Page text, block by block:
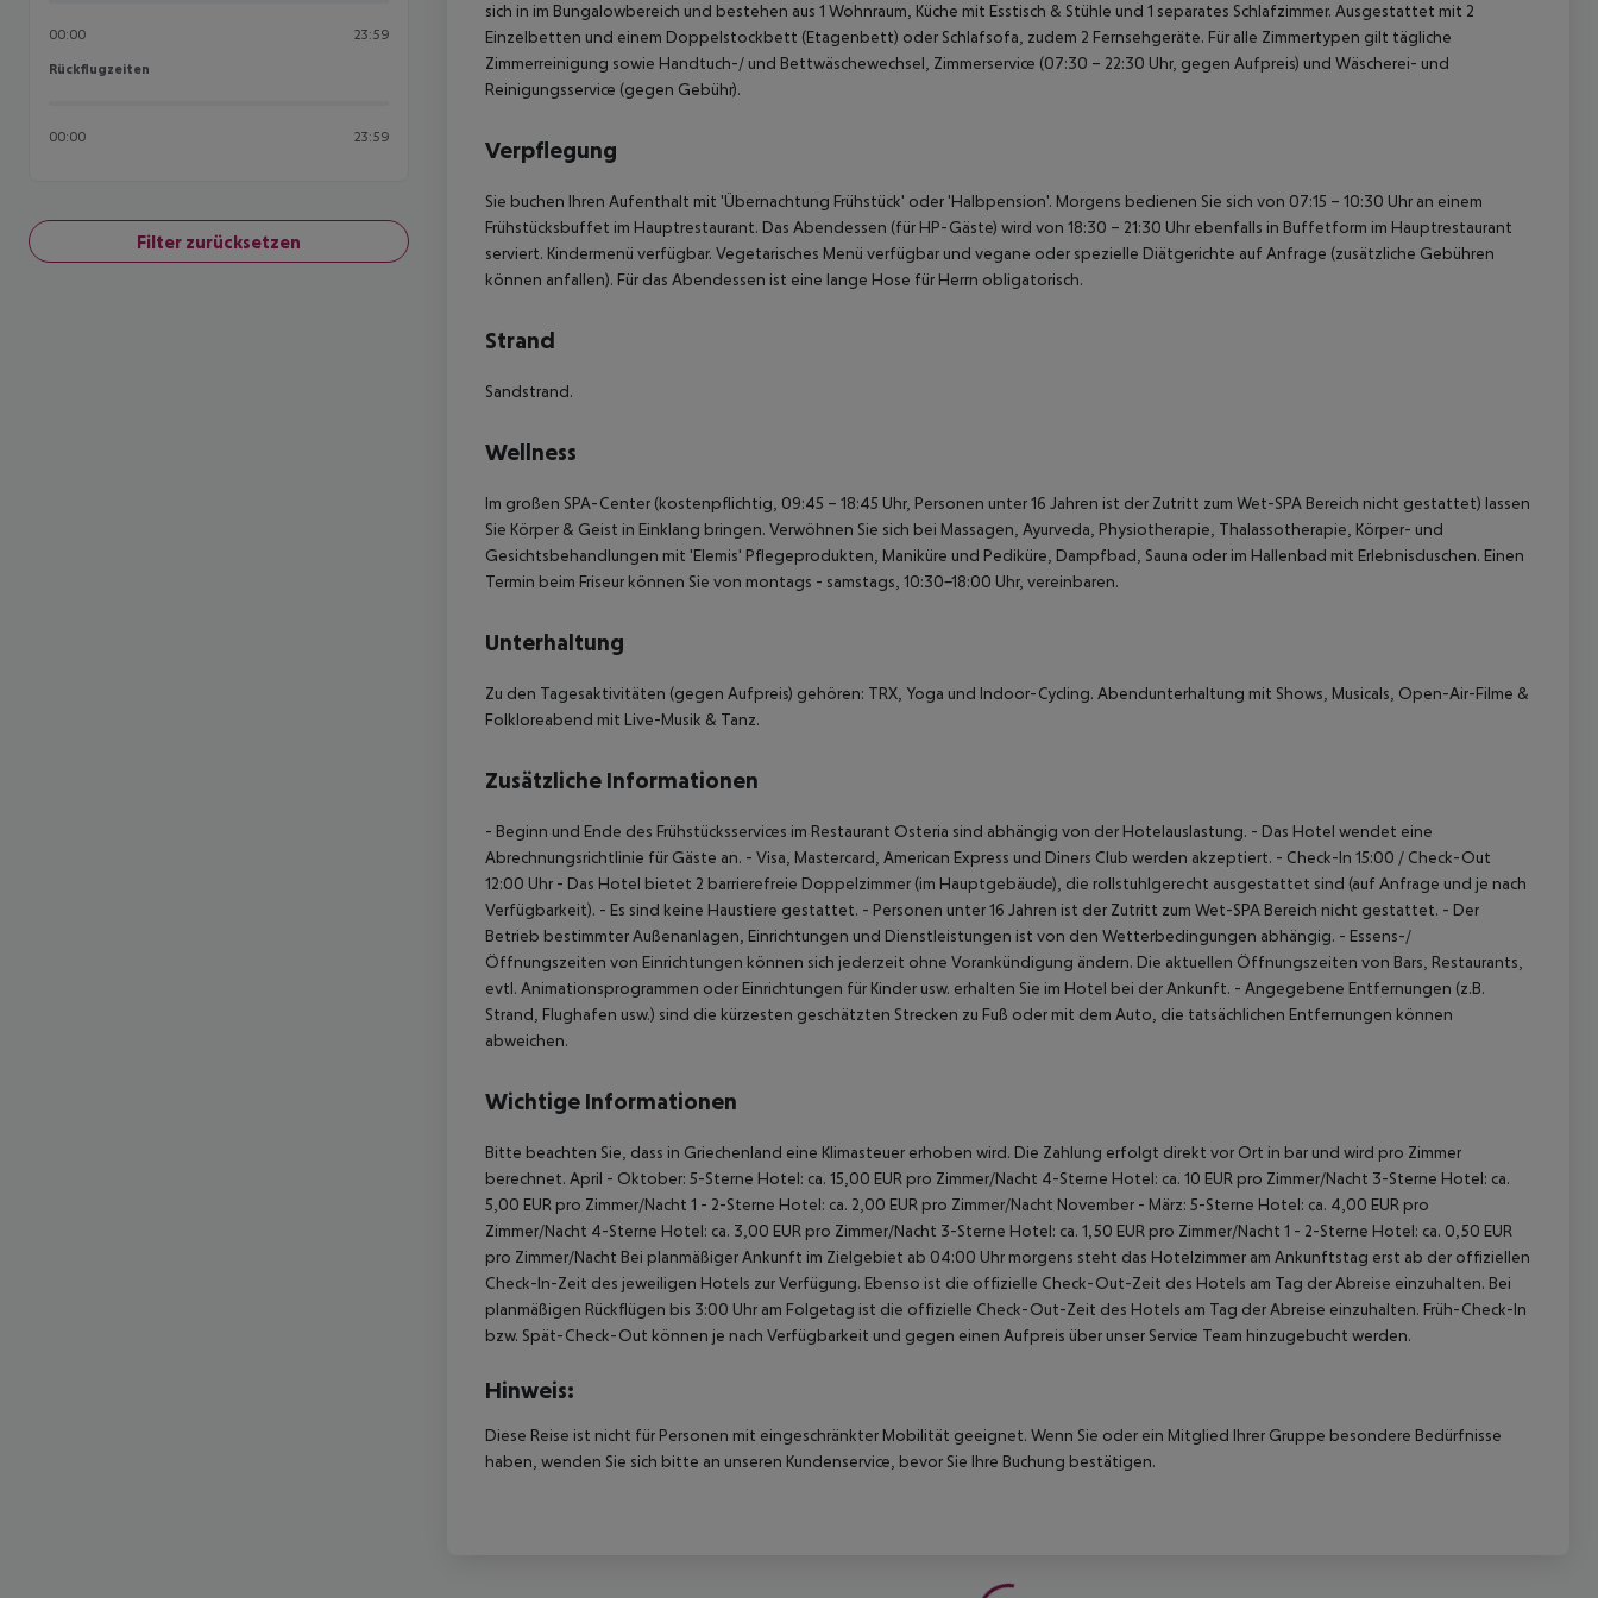
00:00 23:59
Rückflugzeiten
Rückflugzeiten
00:00 23:59
Filter zurücksetzen
sich in im Bungalowbereich und bestehen aus 1 Wohnraum, Küche mit Esstisch & Stühle und 1 separates Schlafzimmer. Ausgestattet mit 2
Einzelbetten und einem Doppelstockbett (Etagenbett) oder Schlafsofa, zudem 2 Fernsehgeräte. Für alle Zimmertypen gilt tägliche
Zimmerreinigung sowie Handtuch-/ und Bettwäschewechsel, Zimmerservice (07:30 – 22:30 Uhr, gegen Aufpreis) und Wäscherei- und
Reinigungsservice (gegen Gebühr).
Verpflegung
Sie buchen Ihren Aufenthalt mit 'Übernachtung Frühstück' oder 'Halbpension'. Morgens bedienen Sie sich von 07:15 – 10:30 Uhr an einem
Frühstücksbuffet im Hauptrestaurant. Das Abendessen (für HP-Gäste) wird von 18:30 – 21:30 Uhr ebenfalls in Buffetform im Hauptrestaurant
serviert. Kindermenü verfügbar. Vegetarisches Menü verfügbar und vegane oder spezielle Diätgerichte auf Anfrage (zusätzliche Gebühren
können anfallen). Für das Abendessen ist eine lange Hose für Herrn obligatorisch.
Strand
Sandstrand.
Wellness
Im großen SPA-Center (kostenpflichtig, 09:45 – 18:45 Uhr, Personen unter 16 Jahren ist der Zutritt zum Wet-SPA Bereich nicht gestattet) lassen
Sie Körper & Geist in Einklang bringen. Verwöhnen Sie sich bei Massagen, Ayurveda, Physiotherapie, Thalassotherapie, Körper- und
Gesichtsbehandlungen mit 'Elemis' Pflegeprodukten, Maniküre und Pediküre, Dampfbad, Sauna oder im Hallenbad mit Erlebnisduschen. Einen
Termin beim Friseur können Sie von montags - samstags, 10:30-18:00 Uhr, vereinbaren.
Unterhaltung
Zu den Tagesaktivitäten (gegen Aufpreis) gehören: TRX, Yoga und Indoor-Cycling. Abendunterhaltung mit Shows, Musicals, Open-Air-Filme &
Folkloreabend mit Live-Musik & Tanz.
Zusätzliche Informationen
- Beginn und Ende des Frühstücksservices im Restaurant Osteria sind abhängig von der Hotelauslastung. - Das Hotel wendet eine
Abrechnungsrichtlinie für Gäste an. - Visa, Mastercard, American Express und Diners Club werden akzeptiert. - Check-In 15:00 / Check-Out
12:00 Uhr - Das Hotel bietet 2 barrierefreie Doppelzimmer (im Hauptgebäude), die rollstuhlgerecht ausgestattet sind (auf Anfrage und je nach
Verfügbarkeit). - Es sind keine Haustiere gestattet. - Personen unter 16 Jahren ist der Zutritt zum Wet-SPA Bereich nicht gestattet. - Der
Betrieb bestimmter Außenanlagen, Einrichtungen und Dienstleistungen ist von den Wetterbedingungen abhängig. - Essens-/
Öffnungszeiten von Einrichtungen können sich jederzeit ohne Vorankündigung ändern. Die aktuellen Öffnungszeiten von Bars, Restaurants,
evtl. Animationsprogrammen oder Einrichtungen für Kinder usw. erhalten Sie im Hotel bei der Ankunft. - Angegebene Entfernungen (z.B.
Strand, Flughafen usw.) sind die kürzesten geschätzten Strecken zu Fuß oder mit dem Auto, die tatsächlichen Entfernungen können
abweichen.
Wichtige Informationen
Bitte beachten Sie, dass in Griechenland eine Klimasteuer erhoben wird. Die Zahlung erfolgt direkt vor Ort in bar und wird pro Zimmer
berechnet. April - Oktober: 5-Sterne Hotel: ca. 15,00 EUR pro Zimmer/Nacht 4-Sterne Hotel: ca. 10 EUR pro Zimmer/Nacht 3-Sterne Hotel: ca.
5,00 EUR pro Zimmer/Nacht 1 - 2-Sterne Hotel: ca. 2,00 EUR pro Zimmer/Nacht November - März: 5-Sterne Hotel: ca. 4,00 EUR pro
Zimmer/Nacht 4-Sterne Hotel: ca. 3,00 EUR pro Zimmer/Nacht 3-Sterne Hotel: ca. 1,50 EUR pro Zimmer/Nacht 1 - 2-Sterne Hotel: ca. 0,50 EUR
pro Zimmer/Nacht Bei planmäßiger Ankunft im Zielgebiet ab 04:00 Uhr morgens steht das Hotelzimmer am Ankunftstag erst ab der offiziellen
Check-In-Zeit des jeweiligen Hotels zur Verfügung. Ebenso ist die offizielle Check-Out-Zeit des Hotels am Tag der Abreise einzuhalten. Bei
planmäßigen Rückflügen bis 3:00 Uhr am Folgetag ist die offizielle Check-Out-Zeit des Hotels am Tag der Abreise einzuhalten. Früh-Check-In
bzw. Spät-Check-Out können je nach Verfügbarkeit und gegen einen Aufpreis über unser Service Team hinzugebucht werden.
Hinweis:
Diese Reise ist nicht für Personen mit eingeschränkter Mobilität geeignet. Wenn Sie oder ein Mitglied Ihrer Gruppe besondere Bedürfnisse
haben, wenden Sie sich bitte an unseren Kundenservice, bevor Sie Ihre Buchung bestätigen.